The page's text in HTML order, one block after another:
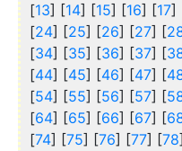
[13] [14] [15] [16] [17]
[24] [25] [26] [27] [
[34] [35] [36] [37] [
[44] [45] [46] [47] [
[54] [55] [56] [57] [
[64] [65] [66] [67] [
[74] [75] [76] [77] [78